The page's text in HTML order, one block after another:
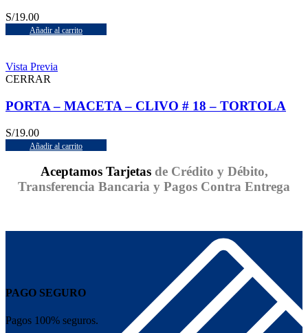
S/19.00
Añadir al carrito
Vista Previa
CERRAR
PORTA – MACETA – CLIVO # 18 – TORTOLA
S/19.00
Añadir al carrito
Aceptamos Tarjetas de Crédito y Débito,
Transferencia Bancaria y Pagos Contra Entrega
PAGO SEGURO
Pagos 100% seguros.